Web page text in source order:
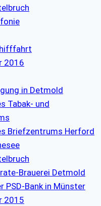
2016
in Detmold
Tabak- und
Briefzentrums Herford
Brauerei Detmold
PSD-Bank in Münster
2015